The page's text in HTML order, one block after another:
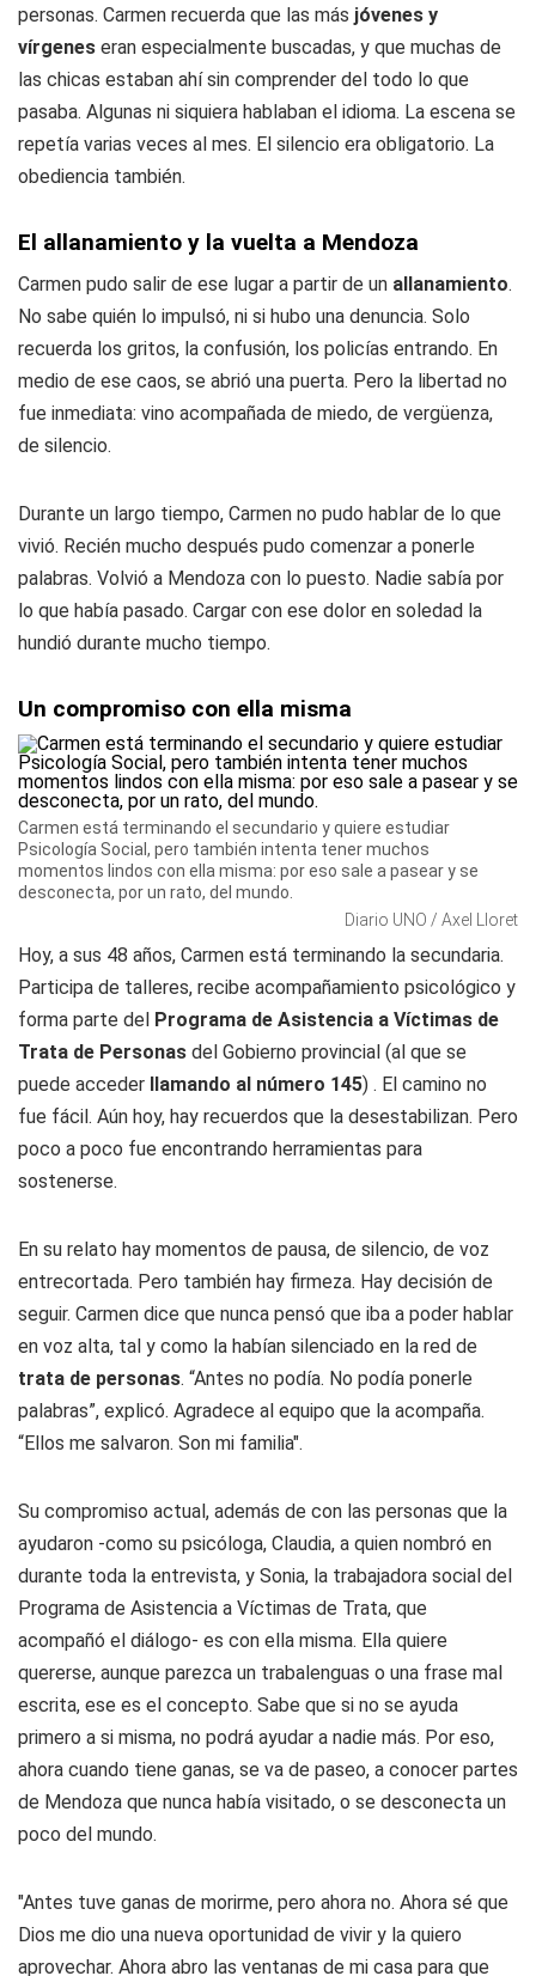
personas. Carmen recuerda que las más jóvenes y
vírgenes eran especialmente buscadas, y que muchas de
las chicas estaban ahí sin comprender del todo lo que
pasaba. Algunas ni siquiera hablaban el idioma. La escena se
repetía varias veces al mes. El silencio era obligatorio. La
obediencia también.
El allanamiento y la vuelta a Mendoza
Carmen pudo salir de ese lugar a partir de un allanamiento.
No sabe quién lo impulsó, ni si hubo una denuncia. Solo
recuerda los gritos, la confusión, los policías entrando. En
medio de ese caos, se abrió una puerta. Pero la libertad no
fue inmediata: vino acompañada de miedo, de vergüenza,
de silencio.
Durante un largo tiempo, Carmen no pudo hablar de lo que
vivió. Recién mucho después pudo comenzar a ponerle
palabras. Volvió a Mendoza con lo puesto. Nadie sabía por
lo que había pasado. Cargar con ese dolor en soledad la
hundió durante mucho tiempo.
Un compromiso con ella misma
Carmen está terminando el secundario y quiere estudiar
Psicología Social, pero también intenta tener muchos
momentos lindos con ella misma: por eso sale a pasear y se
desconecta, por un rato, del mundo.
Diario UNO / Axel Lloret
Hoy, a sus 48 años, Carmen está terminando la secundaria.
Participa de talleres, recibe acompañamiento psicológico y
forma parte del Programa de Asistencia a Víctimas de
Trata de Personas del Gobierno provincial (al que se
puede acceder llamando al número 145) . El camino no
fue fácil. Aún hoy, hay recuerdos que la desestabilizan. Pero
poco a poco fue encontrando herramientas para
sostenerse.
En su relato hay momentos de pausa, de silencio, de voz
entrecortada. Pero también hay firmeza. Hay decisión de
seguir. Carmen dice que nunca pensó que iba a poder hablar
en voz alta, tal y como la habían silenciado en la red de
trata de personas. “Antes no podía. No podía ponerle
palabras”, explicó. Agradece al equipo que la acompaña.
“Ellos me salvaron. Son mi familia".
Su compromiso actual, además de con las personas que la
ayudaron -como su psicóloga, Claudia, a quien nombró en
durante toda la entrevista, y Sonia, la trabajadora social del
Programa de Asistencia a Víctimas de Trata, que
acompañó el diálogo- es con ella misma. Ella quiere
quererse, aunque parezca un trabalenguas o una frase mal
escrita, ese es el concepto. Sabe que si no se ayuda
primero a si misma, no podrá ayudar a nadie más. Por eso,
ahora cuando tiene ganas, se va de paseo, a conocer partes
de Mendoza que nunca había visitado, o se desconecta un
poco del mundo.
"Antes tuve ganas de morirme, pero ahora no. Ahora sé que
Dios me dio una nueva oportunidad de vivir y la quiero
aprovechar. Ahora abro las ventanas de mi casa para que